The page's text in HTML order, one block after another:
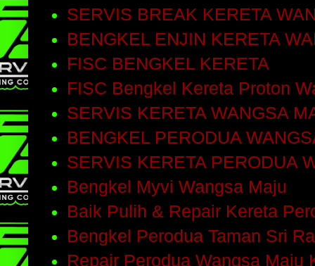
SERVIS BREAK KERETA
BENGKEL ENJIN KERETA
FISC BENGKEL KERETA
FISC Bengkel Kereta Proton
SERVIS KERETA WANGSA
BENGKEL PERODUA
SERVIS KERETA PERODUA
Bengkel Myvi Wangsa Maju
Baik Pulih & Repair Kereta
Bengkel Perodua Taman Sri
Repair Perodua Wangsa Maju